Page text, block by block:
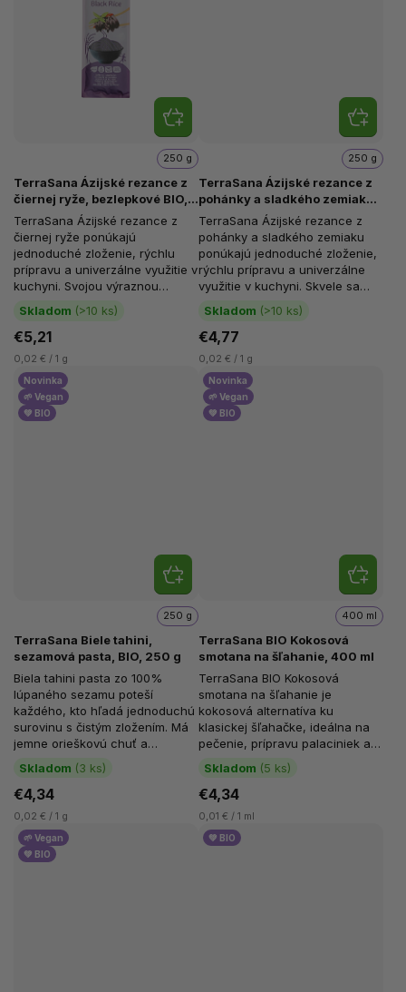
TerraSana Ázijské rezance z
čiernej ryže, bezlepkové BIO,
250 g
Skladom (>10 ks)
250 g
€5,21
0,02 € / 1 g
TerraSana Ázijské rezance z
čiernej ryže ponúkajú
jednoduché zloženie, rýchlu
prípravu a univerzálne využitie v
kuchyni. Svojou výraznou
fialovo-čiernou farbou navyše
dodajú...
TerraSana Ázijské rezance z
pohánky a sladkého zemiaku,
bezlepkové BIO, 250 g
Skladom (>10 ks)
250 g
€4,77
0,02 € / 1 g
TerraSana Ázijské rezance z
pohánky a sladkého zemiaku
ponúkajú jednoduché zloženie,
rýchlu prípravu a univerzálne
využitie v kuchyni. Skvele sa
hodia do miso polievky a k...
Novinka
🌱 Vegan
💚 BIO
TerraSana Biele tahini,
sezamová pasta, BIO, 250 g
Skladom (3 ks)
250 g
€4,34
0,02 € / 1 g
Biela tahini pasta zo 100%
lúpaného sezamu poteší
každého, kto hľadá jednoduchú
surovinu s čistým zložením. Má
jemne orieškovú chuť a
krémovú konzistenciu, vďaka
ktorej sa...
Novinka
🌱 Vegan
💚 BIO
TerraSana BIO Kokosová
smotana na šľahanie, 400 ml
Skladom (5 ks)
400 ml
€4,34
0,01 € / 1 ml
TerraSana BIO Kokosová
smotana na šľahanie je
kokosová alternatíva ku
klasickej šľahačke, ideálna na
pečenie, prípravu palaciniek a
sladkých dezertov. Vďaka
vysokému obsahu...
🌱 Vegan
💚 BIO
💚 BIO